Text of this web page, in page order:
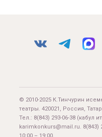
© 2010-2025 К.Тинчурин
театры. 420021, Россия,
Тел.: 8(843) 293-06-38 (кабул
karimkonkurs@mail.ru. 8(843)